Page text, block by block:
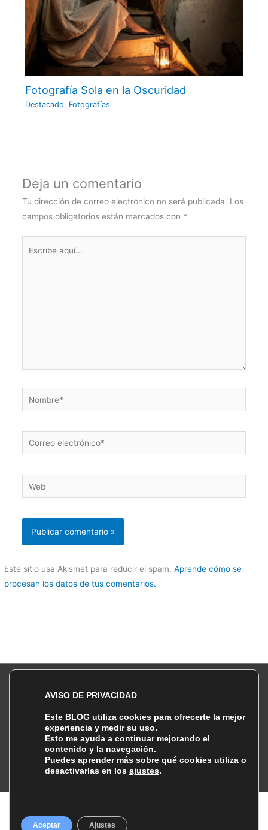
Fotografía Sola en la Oscuridad
Destacado, Fotografías
Deja un comentario
Tu dirección de correo electrónico no será publicada. Los
campos obligatorios están marcados con *
Nombre*
Correo
electrónico*
Web
Este sitio usa Akismet para reducir el spam.Aprende cómo se
procesan los datos de tus comentarios.
¡Sígueme!
Instagram Facebook Twitter Threads
500px Flickr
AVISO DE PRIVACIDAD
Este BLOG utiliza cookies para ofrecerte la mejor
experiencia y medir su uso.
Esto me ayuda a continuar mejorando el
contenido y la navegación.
Puedes aprender más sobre qué cookies utiliza o
desactivarlas en los ajustes.
Aceptar Ajustes